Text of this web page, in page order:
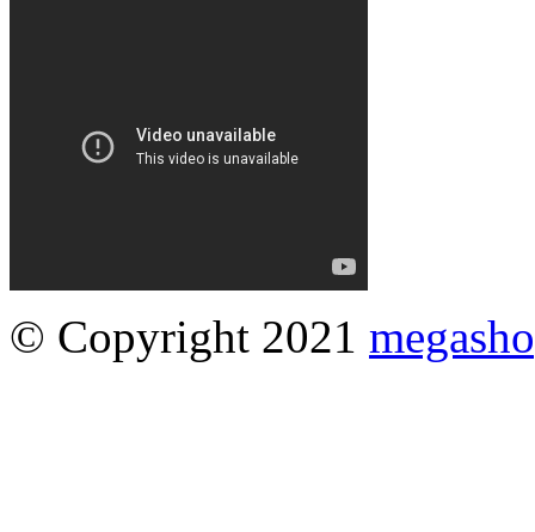
© Copyright 2021